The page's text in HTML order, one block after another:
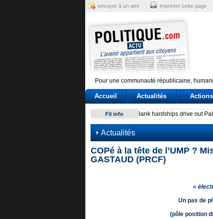
envoyer à un ami imprimer cette page
Pour une communauté républicaine,
Accueil Actualités Actions
Fil info Sindicato italiano lleva a
Actualités
COPé à la tête de l’UMP ?
GASTAUD (PRCF)
«
Un pas de
(pôle position